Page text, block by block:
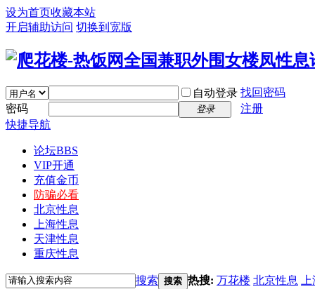
设为首页收藏本站
开启辅助访问 切换到宽版
自动登录 找回密码
密码
登录
注册
快捷导航
论坛BBS
VIP开通
充值金币
防骗必看
北京性息
上海性息
天津性息
重庆性息
搜索 搜索 热搜: 万花楼 北京性息